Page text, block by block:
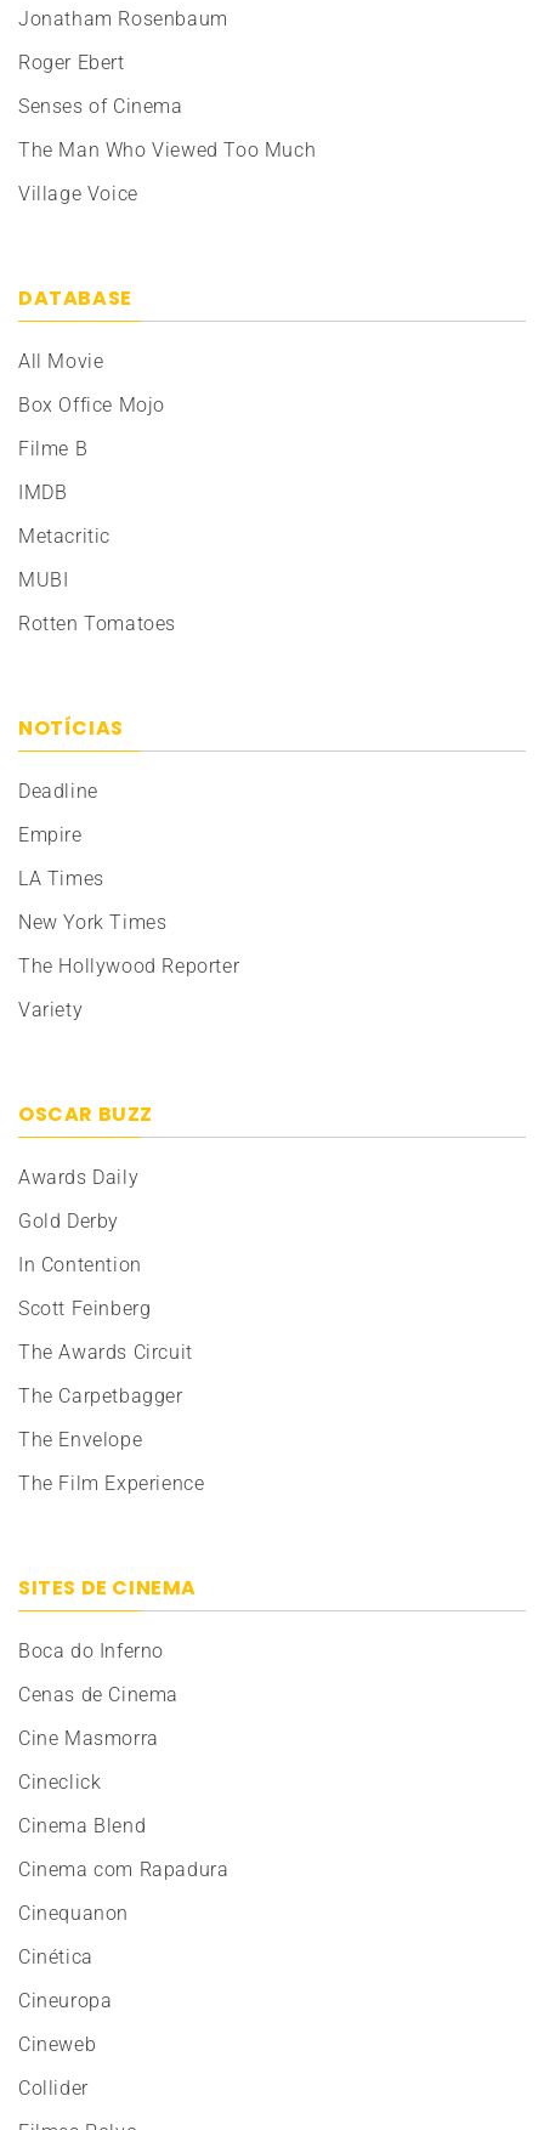
Jonatham Rosenbaum
Roger Ebert
Senses of Cinema
The Man Who Viewed Too Much
Village Voice
DATABASE
All Movie
Box Office Mojo
Filme B
IMDB
Metacritic
MUBI
Rotten Tomatoes
NOTÍCIAS
Deadline
Empire
LA Times
New York Times
The Hollywood Reporter
Variety
OSCAR BUZZ
Awards Daily
Gold Derby
In Contention
Scott Feinberg
The Awards Circuit
The Carpetbagger
The Envelope
The Film Experience
SITES DE CINEMA
Boca do Inferno
Cenas de Cinema
Cine Masmorra
Cineclick
Cinema Blend
Cinema com Rapadura
Cinequanon
Cinética
Cineuropa
Cineweb
Collider